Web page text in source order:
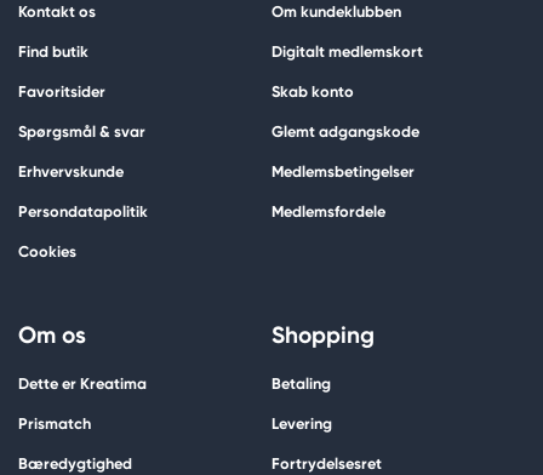
Kontakt os
Find butik
Favoritsider
Spørgsmål & svar
Erhvervskunde
Persondatapolitik
Cookies
Om kundeklubben
Digitalt medlemskort
Skab konto
Glemt adgangskode
Medlemsbetingelser
Medlemsfordele
Om os
Dette er Kreatima
Prismatch
Bæredygtighed
Shopping
Betaling
Levering
Fortrydelsesret